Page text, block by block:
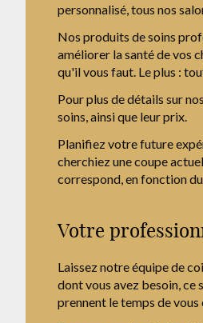
personnalisé, tous nos
Nos produits de soins
améliorer la santé de vos
qu'il vous faut. Le plus :
Pour plus de détails sur
soins, ainsi que leur prix.
Planifiez votre future
cherchiez une coupe
correspond, en fonction
Votre
Laissez notre équipe de
dont vous avez besoin, ce
prennent le temps de